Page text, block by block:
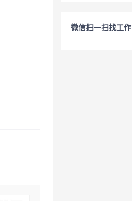
微信扫一扫找工作